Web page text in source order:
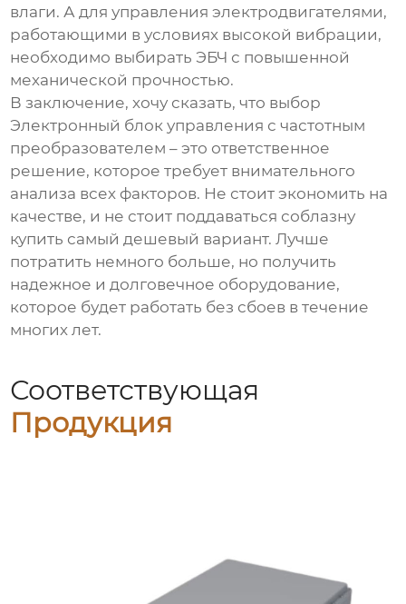
влаги. А для управления электродвигателями,
работающими в условиях высокой вибрации,
необходимо выбирать ЭБЧ с повышенной
механической прочностью.
В заключение, хочу сказать, что выбор
Электронный блок управления с частотным
преобразователем – это ответственное
решение, которое требует внимательного
анализа всех факторов. Не стоит экономить на
качестве, и не стоит поддаваться соблазну
купить самый дешевый вариант. Лучше
потратить немного больше, но получить
надежное и долговечное оборудование,
которое будет работать без сбоев в течение
многих лет.
Соответствующая
Продукция